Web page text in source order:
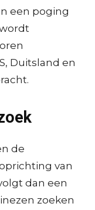
een poging
Duitsland en
de
van
dan een
zoeken